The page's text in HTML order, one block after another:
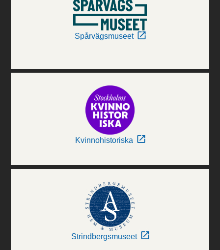
Spårvägsmuseet
Kvinnohistoriska
Strindbergsmuseet